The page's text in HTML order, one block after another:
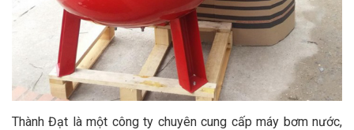
Thành Đạt là một công ty chuyên cung cấp máy bơm nước,